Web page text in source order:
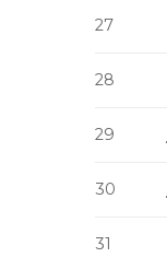
27
28
29
30
31